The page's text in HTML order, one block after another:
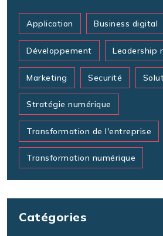
Application Business digital
Développement Leadership
Marketing Securité
Stratégie numérique
Transformation de l'entreprise
Transformation numérique
Catégories